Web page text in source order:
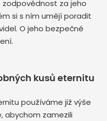
za jeho
si s ním umějí poradit
O jeho bezpečné
kusů eternitu
používáme již výše
abychom zamezili